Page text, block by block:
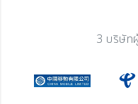
3 บริษั